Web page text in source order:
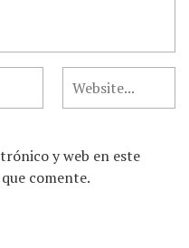
y web en este
comente.